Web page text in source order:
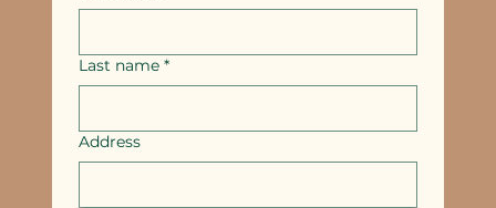
Last name *
Address